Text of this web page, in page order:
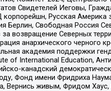
Свидетелей Иеговы,
Русская Америка
Берлин, Свободная Россия
возвращение Северных
анархического черного
академия поддержки
of International Education,
канадский
Фонд имени Фридриха
Вернись живым, Фридом